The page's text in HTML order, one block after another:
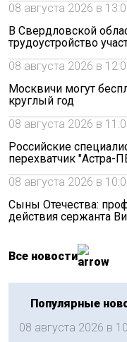
08 августа 2026 в
В Свердловской
трудоустройство
08 августа 2026 в
Москвичи могут
круглый год
08 августа 2026 в
Российские
перехватчик "Астра-
08 августа 2026 в
Сыны Отечества:
действия сержанта
Все новости
Популярные
08 августа 2026 в